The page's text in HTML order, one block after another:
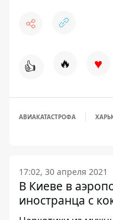
👍 🔥 ♥
АВИАКАТАСТРОФА
17:02, 30 апреля 2021
В Киеве в
иностранца с